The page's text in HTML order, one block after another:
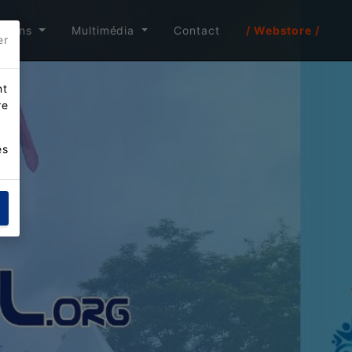
Multimédia Contact / Webstore /